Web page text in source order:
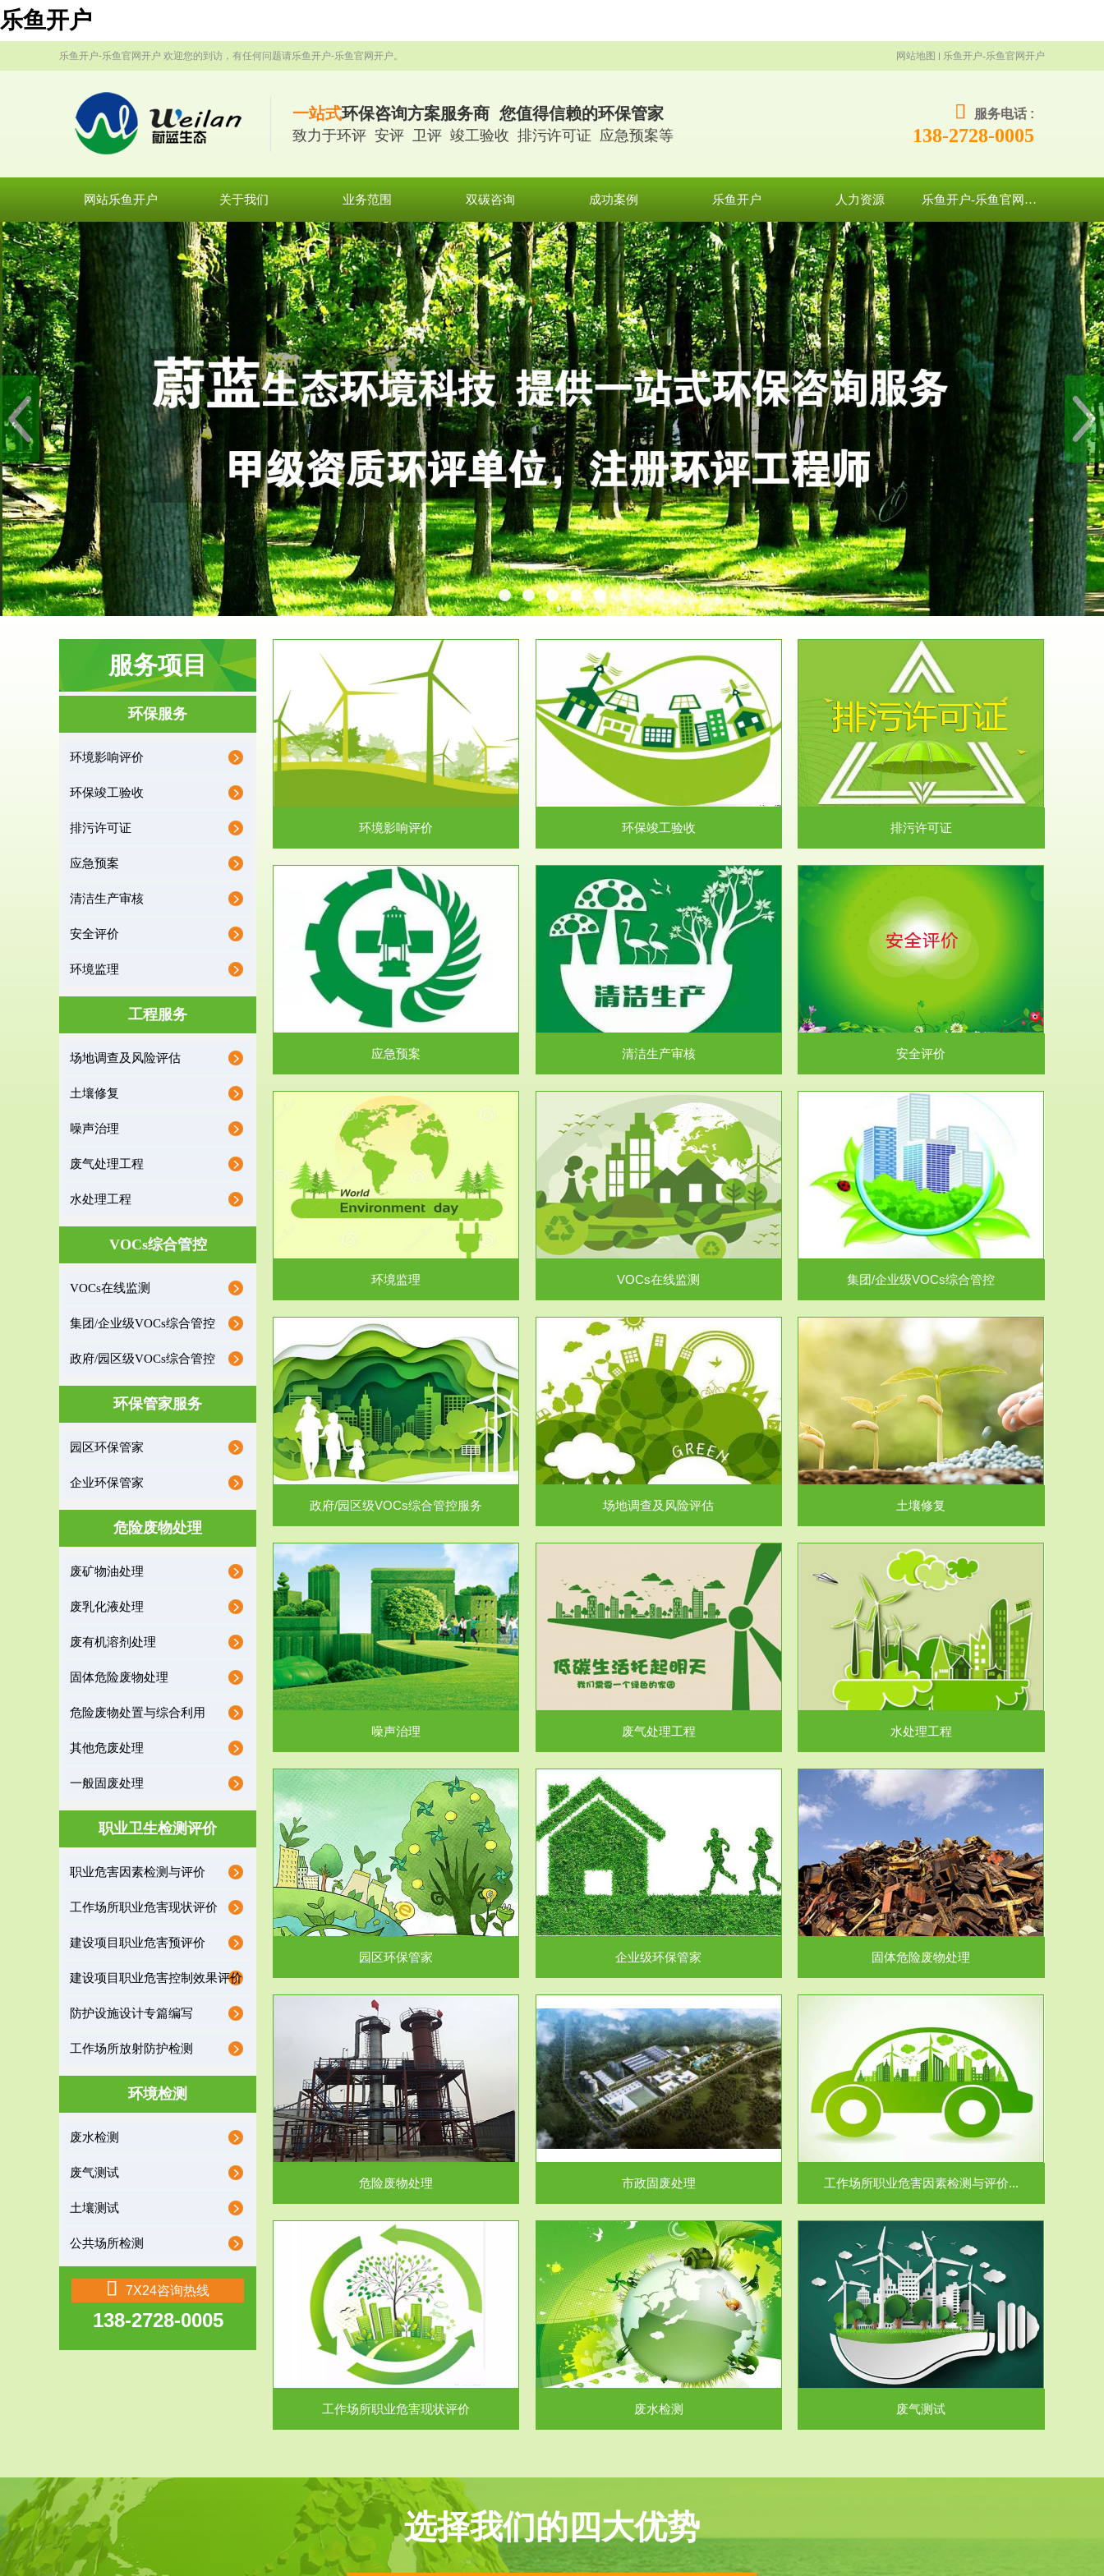
乐鱼开户
乐鱼开户-乐鱼官网开户 欢迎您的到访，有任何问题请乐鱼开户-乐鱼官网开户。 网站地图 乐鱼开户-乐鱼官网开户
一站式环保咨询方案服务商 您值得信赖的环保管家
致力于环评 安评 卫评 竣工验收 排污许可证 应急预案等
服务电话 :
138-2728-0005
网站乐鱼开户 关于我们 业务范围 双碳咨询 成功案例 乐鱼开户 人力资源 乐鱼开户-乐鱼官网开户
服务项目
环保服务
环境影响评价
环保竣工验收
排污许可证
应急预案
清洁生产审核
安全评价
环境监理
工程服务
场地调查及风险评估
土壤修复
噪声治理
废气处理工程
水处理工程
VOCs综合管控
VOCs在线监测
集团/企业级VOCs综合管控
政府/园区级VOCs综合管控
环保管家服务
园区环保管家
企业环保管家
危险废物处理
废矿物油处理
废乳化液处理
废有机溶剂处理
固体危险废物处理
危险废物处置与综合利用
其他危废处理
一般固废处理
职业卫生检测评价
职业危害因素检测与评价
工作场所职业危害现状评价
建设项目职业危害预评价
建设项目职业危害控制效果评价
防护设施设计专篇编写
工作场所放射防护检测
环境检测
废水检测
废气测试
土壤测试
公共场所检测
7X24咨询热线
138-2728-0005
服务范围
环境影响评价
据《中华人民共和国环境保护法》第十九条 编制
有关开发利用规划，建...
环境影响评价
服务范围
环保竣工验收
根据《建设项目环境保护管理条例》第十七条 编
制环境影响报告书、...
环保竣工验收
服务范围
排污许可证
排污许可申报咨询：（排污许可证）根据《中华
人民共和国环境保护法》...
排污许可证
业事业单位应当按照...
应急预案
服务范围
清洁生产审核
根据《中华人民共和国清洁生产促进法》、《清
洁生产审核暂行办法...
清洁生产审核
服务范围
安全评价
安全评价安全评价目的是查找、分析和预测工
程、系统、生产经营活...
安全评价
收监管的重要辅助...
环境监理
服务范围
VOCs在线监测
根据《重点区域大气污染防治“十二五”规划》有
机废气净化率达...
VOCs在线监测
服务范围
集团/企业级VOCs综合管控
进行VOCs管控，首先就要找到排放的源头，并
监测估算出排放量。企业...
集团/企业级VOCs综合管控
政府/园区级VOCs综合管控服务
根据《石化行业挥发性有机物综合整治方案》文
政府/园区级VOCs综合管控服务
服务范围
场地调查及风险评估
受政府或企业委托，对于拟关停搬迁和拟变更土
地利用方式或者土地使...
场地调查及风险评估
服务范围
土壤修复
土壤修复
服务范围
噪声治理
噪声治理
服务范围
废气处理工程
废气处理工程
服务范围
水处理工程
水处理工程
服务范围
园区环保管家
保护作用促进供给侧结...
园区环保管家
服务范围
企业级环保管家
排污许可证作为企业环保执法情况的一个重要依
据，其必要性及合规性...
企业级环保管家
服务范围
固体危险废物处理
固体废物解释：固体废物是指人们在生产建设、
日常生活和其他活动中...
固体危险废物处理
服务范围
危险废物处理
危险废物解释：根据《中华人民共和国固体废物
污染防治法》的规定，危...
危险废物处理
服务范围
市政固废处理
蔚蓝生态环境科技所从事的市政废物处理业务包
括市政废物的处理处...
市政固废处理
服务范围
工作场所职业危害因素检测与评价...
【检测评价意义】：全面了解工作场所职业病危
害因素分布与浓（强）度...
工作场所职业危害因素检测与评价...
服务范围
工作场所职业危害现状评价
工作场所职业危害现状评价
服务范围
废水检测
废水污水检测主要是对企业工厂在生产工艺过程
中排出的废水、污水...
废水检测
服务范围
废气测试
检测范围工业废气检测包括有机废气和无机废
气。有机废气主要包括...
废气测试
选择我们的四大优势